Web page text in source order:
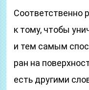
Соответственно
к тому, чтобы
и тем самым
ран на
есть другими